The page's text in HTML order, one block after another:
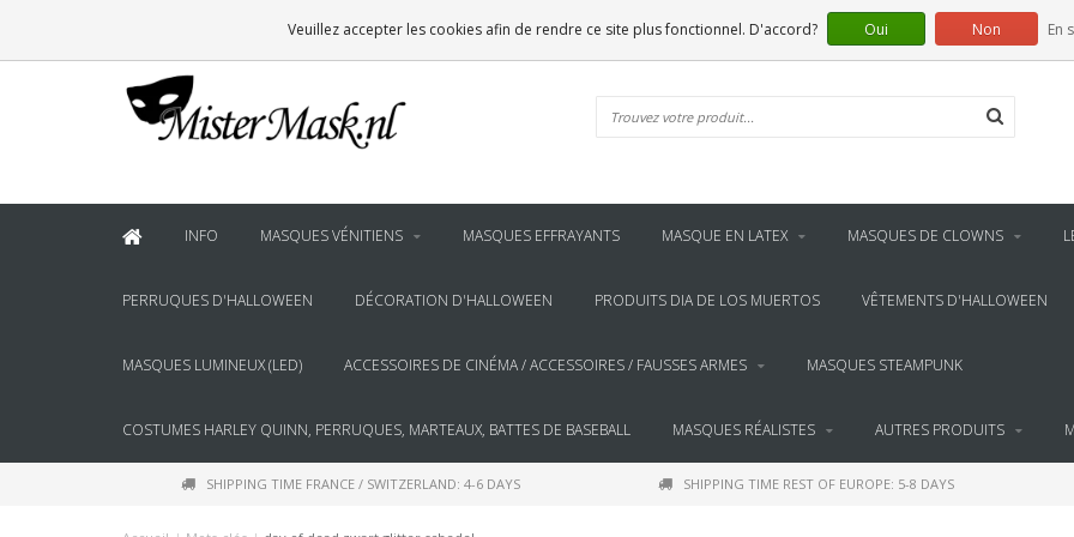
GRATIS BEZORGING
INFO MASQUES VÉNITIENS MASQUES EFFRAYANTS MASQUE EN LATEX MASQUES DE CLOWNS
PERRUQUES D'HALLOWEEN DÉCORATION D'HALLOWEEN PRODUITS DIA DE LOS MUERTOS VÊTEMENTS D'HALLOWEEN
MASQUES LUMINEUX (LED) ACCESSOIRES DE CINÉMA / ACCESSOIRES / FAUSSES ARMES MASQUES STEAMPUNK
COSTUMES HARLEY QUINN, PERRUQUES, MARTEAUX, BATTES DE BASEBALL MASQUES RÉALISTES AUTRES PRODUITS
SHIPPING TIME FRANCE / SWITZERLAND: 4-6 DAYS SHIPPING TIME REST OF EUROPE: 5-8 DAYS
Veuillez accepter les cookies afin de rendre ce site plus fonctionnel. D'accord? Oui Non En